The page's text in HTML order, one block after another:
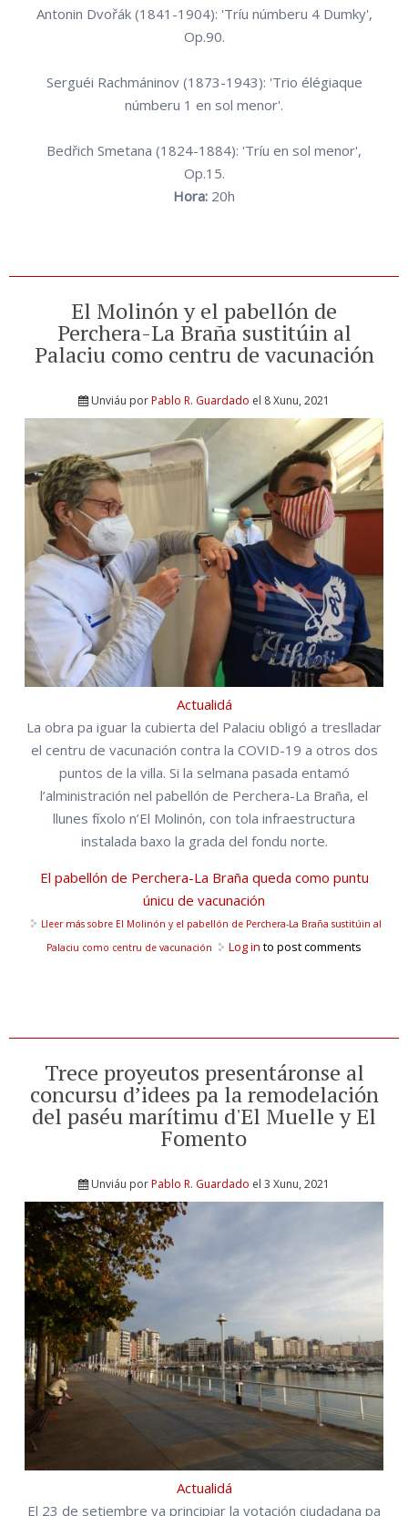
Antonin Dvořák (1841-1904): 'Tríu númberu 4 Dumky',
Op.90.
Serguéi Rachmáninov (1873-1943): 'Trio élégiaque
númberu 1 en sol menor'.
Bedřich Smetana (1824-1884): 'Tríu en sol menor',
Op.15.
Hora: 20h
El Molinón y el pabellón de
Perchera-La Braña sustitúin al
Palaciu como centru de vacunación
Unviáu porPablo R. Guardado el 8 Xunu, 2021
Actualidá
La obra pa iguar la cubierta del Palaciu obligó a treslladar
el centru de vacunación contra la COVID-19 a otros dos
puntos de la villa. Si la selmana pasada entamó
l’alministración nel pabellón de Perchera-La Braña, el
llunes fíxolo n’El Molinón, con tola infraestructura
instalada baxo la grada del fondu norte.
El pabellón de Perchera-La Braña queda como puntu
únicu de vacunación
Lleer mássobre El Molinón y el pabellón de Perchera-La Braña sustitúin al
Palaciu como centru de vacunación
Log in to post comments
Trece proyeutos presentáronse al
concursu d’idees pa la remodelación
del paséu marítimu d'El Muelle y El
Fomento
Unviáu porPablo R. Guardado el 3 Xunu, 2021
Actualidá
El 23 de setiembre va principiar la votación ciudadana pa